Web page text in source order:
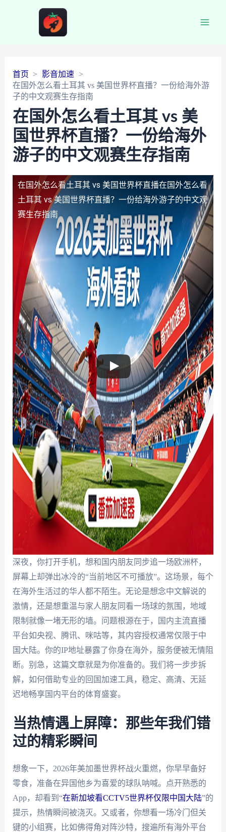
首页
影音加速
在国外怎么看土耳其 vs 美国世界杯直播？一份给海外游
子的中文观赛生存指南
在国外怎么看土耳其 vs 美
国世界杯直播？一份给海外
游子的中文观赛生存指南
在国外怎么看土耳其 vs 美国世界杯直播在国外怎么看
土耳其 vs 美国世界杯直播？一份给海外游子的中文观
赛生存指南
深夜，你打开手机，想和国内朋友同步追一场欧洲杯，
屏幕上却弹出冰冷的“当前地区不可播放”。这场景，每个
在海外生活过的华人都不陌生。无论是想念中文解说的
激情，还是想重温与家人朋友同看一场球的氛围，地域
限制就像一堵无形的墙。问题根源在于，国内主流直播
平台如央视、腾讯、咪咕等，其内容授权通常仅限于中
国大陆。你的IP地址暴露了你身在海外，服务便被无情阻
断。别急，这篇文章就是为你准备的。我们将一步步拆
解，如何借助专业的回国加速工具，稳定、高清、无延
迟地畅享国内平台的体育盛宴。
当热情遇上屏障：那些年我们错
过的精彩瞬间
想象一下，2026年美加墨世界杯战火重燃，你早早备好
零食，准备在异国他乡为喜爱的球队呐喊。点开熟悉的
App，却看到“在新加坡看CCTV5世界杯仅限中国大陆”的
提示，热情瞬间被浇灭。又或者，你想看一场冷门但关
键的小组赛，比如佛得角对阵沙特，搜遍所有海外平台